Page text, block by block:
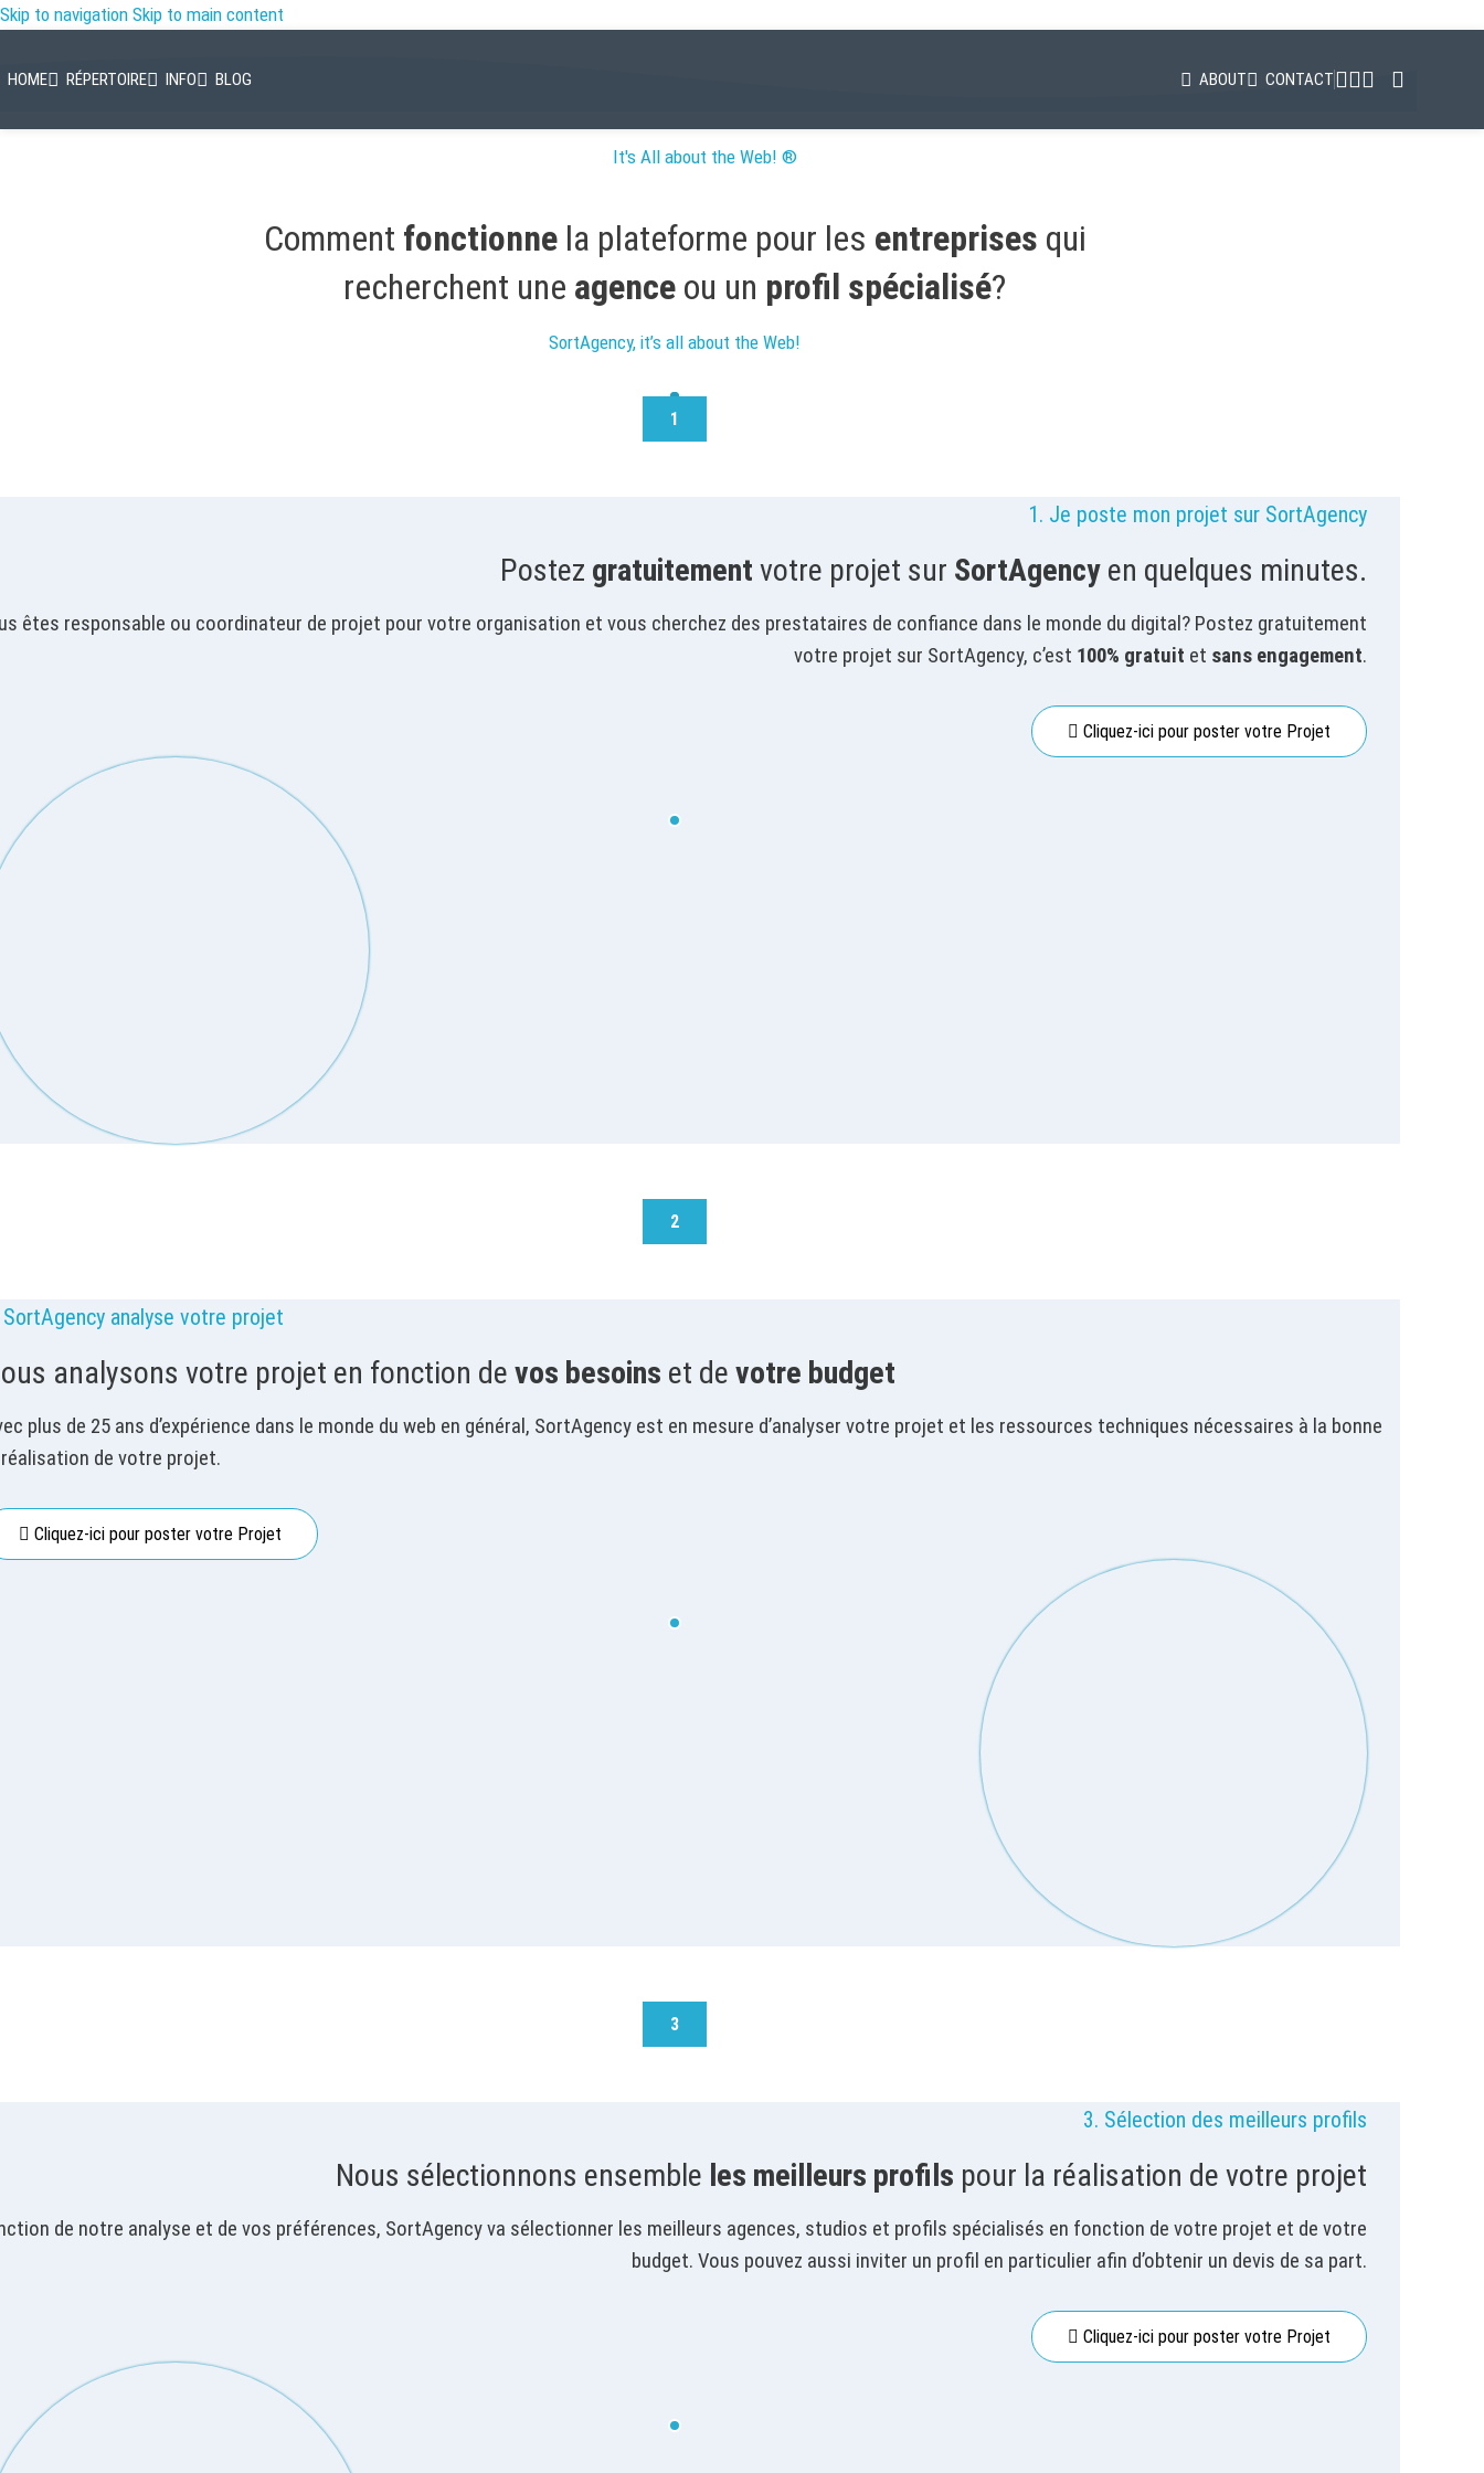
Skip to navigation Skip to main content
HOME RÉPERTOIRE INFO BLOG ABOUT CONTACT
It's All about the Web! ®
FONCTIONNEMENT POUR RESPONSABLES DE PROJET
Home»Comment ça marche?»Fonctionnement pour responsables de projet
Comment fonctionnela plateforme pour les entreprises qui
recherchent une agence ou un profil spécialisé?
SortAgency, it’s all about the Web!
1
1. Je poste mon projet sur SortAgency
Postez gratuitement votre projet sur SortAgency en quelques minutes.
êtes responsable ou coordinateur de projet pour votre organisation et vous cherchez des prestataires de confiance dans le monde du digital? Postez gratuitement
votre projet sur SortAgency, c’est 100% gratuit et sans engagement.
Cliquez-ici pour poster votre Projet
2
analyse votre projet
analysons votre projet en fonction devos besoins et devotre budget
plus de 25 ans d’expérience dans le monde du web en général, SortAgency est en mesure d’analyser votre projet et les ressources techniques nécessaires à la bonne
de votre projet.
Cliquez-ici pour poster votre Projet
3
3. Sélection des meilleurs profils
Nous sélectionnons ensemble les meilleurs profils pour la réalisation de votre projet
de notre analyse et de vos préférences, SortAgency va sélectionner les meilleurs agences, studios et profils spécialisés en fonction de votre projet et de votre
budget. Vous pouvez aussi inviter un profil en particulier afin d’obtenir un devis de sa part.
Cliquez-ici pour poster votre Projet